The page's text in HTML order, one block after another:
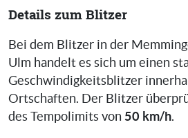
Details zum Blitzer
Bei dem Blitzer in der
Ulm handelt es sich um einen
Geschwindigkeitsblitzer
Ortschaften. Der Blitzer
des Tempolimits von 50 km/h.